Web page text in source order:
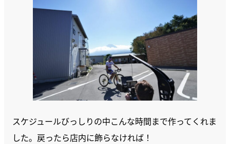
スケジュールびっしりの中こんな時間まで作ってくれま
した。戻ったら店内に飾らなければ！